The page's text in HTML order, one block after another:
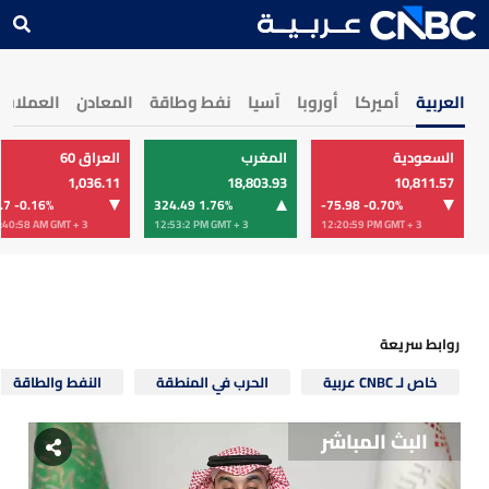
العربية أميركا أوروبا آسيا نفط وطاقة المعادن العملات
السعودية
10,811.57
-75.98 -0.70%
12:20:59 PMGMT + 3
المغرب
18,803.93
324.49 1.76%
12:53:2 PMGMT + 3
العراق 60
1,036.11
-0.16%
AMGMT + 3
روابط سريعة
خاص لـ CNBC عربية
الحرب في المنطقة النفط والطاقة
البث المباشر